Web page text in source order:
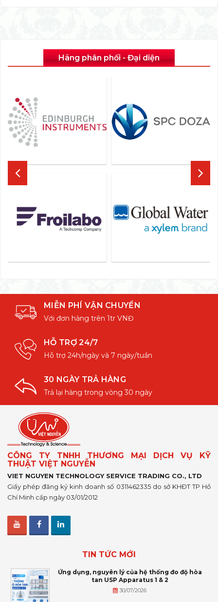
Hãng phân phối - Đại diện
MIỄN PHÍ VẬN CHUYỂN
Với đơn hàng trên 1tr VNĐ
HỖ TRỢ 24/7
Hỗ trợ 24h/ngày và 7 ngày/tuần
30 NGÀY TRẢ HÀNG
Trả lại hàng trong vòng 30 ngày
CÔNG TY TNHH THƯƠNG MẠI DỊCH VỤ KỸ
THUẬT VIỆT NGUYỄN
VIET NGUYEN TECHNOLOGY SERVICE TRADING CO., LTD
Giấy phép đăng ký kinh doanh số 0311462335 do sở KHĐT TP Hồ
Chí Minh cấp ngày 03/01/2012
TIN TỨC MỚI
Ứng dụng, nguyên lý của hệ thống đo độ hòa
tan USP Apparatus 1 & 2
30/07/2026